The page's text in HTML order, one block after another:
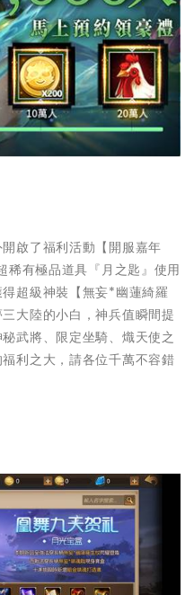
啟了福利活動【開服嘉年
稀有極品道具『月之匙』使用
超級神裝【無妄*幽蓮綺羅
大陸的小白，神兵值瞬間提
武將、限定坐騎、熾天使之
利之大，請各位千萬不容錯